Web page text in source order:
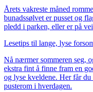
Årets vakreste måned
bunadssølvet er pusset og
pledd i parken, eller er på
Lesetips til lange, lyse
Nå nærmer sommeren seg,
ekstra fint å finne fram en
og lyse kveldene. Her får
pusterom i hverdagen.